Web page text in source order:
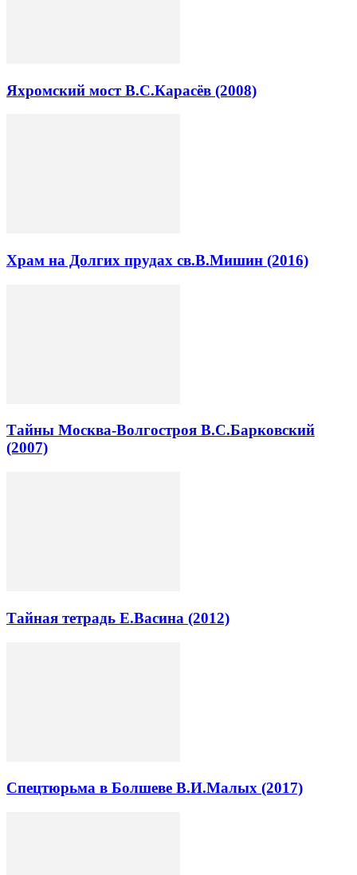
Яхромский мост В.С.Карасёв (2008)
Храм на Долгих прудах св.В.Мишин (2016)
Тайны Москва-Волгостроя В.С.Барковский
(2007)
Тайная тетрадь Е.Васина (2012)
Спецтюрьма в Болшеве В.И.Малых (2017)